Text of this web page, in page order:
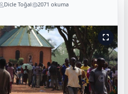
Dicle Toğal 2071 okuma